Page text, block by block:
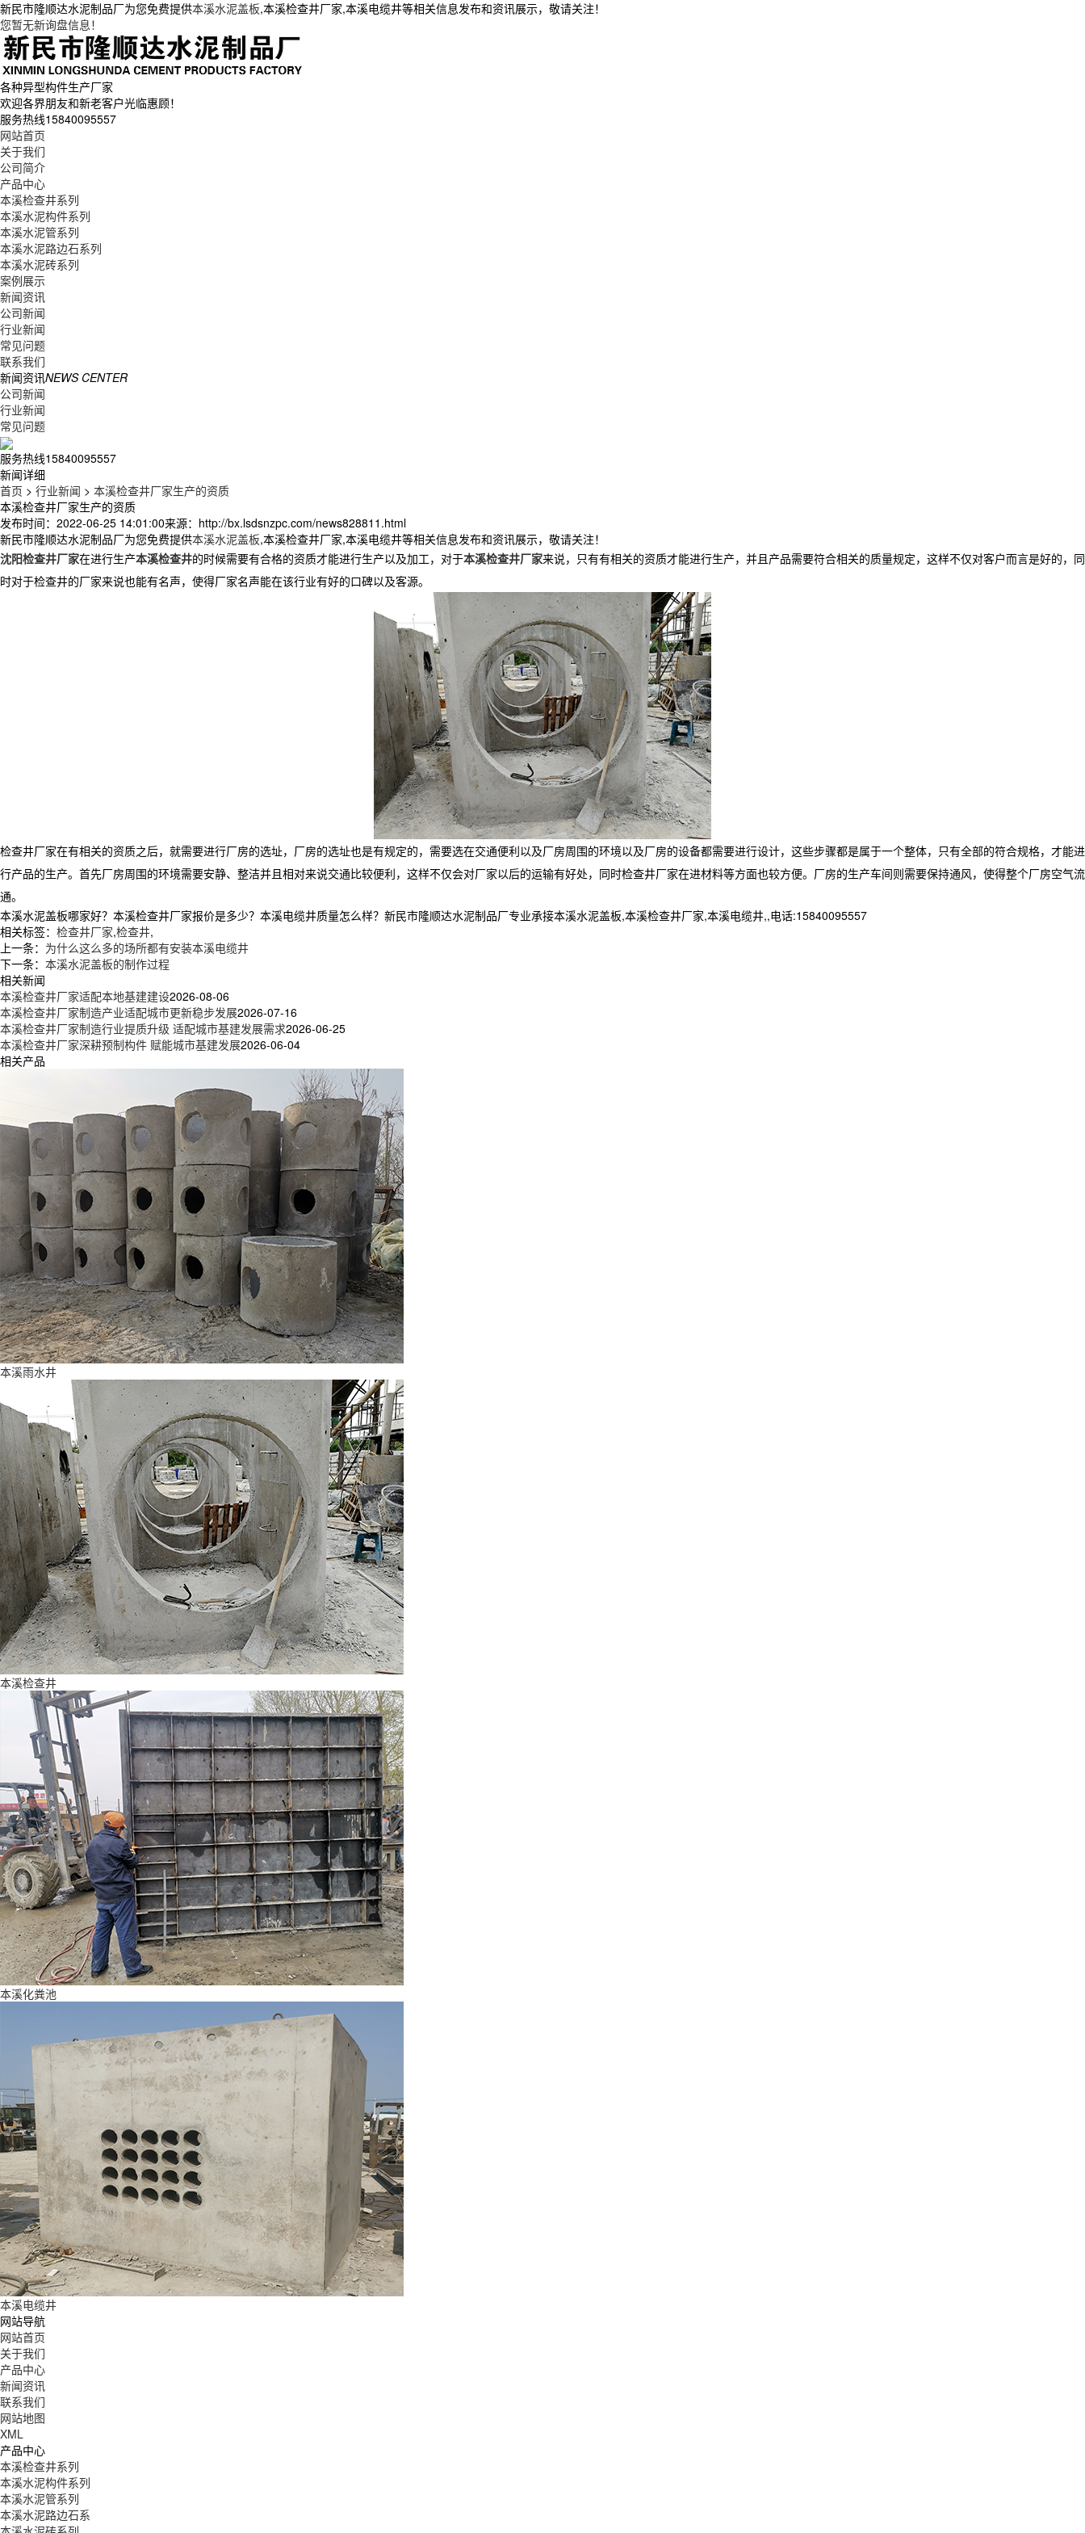
新民市隆顺达水泥制品厂为您免费提供本溪水泥盖板,本溪检查井厂家,本溪电缆井等相关信息发布和资讯展示，敬请关注！
您暂无新询盘信息！
各种异型构件生产厂家
欢迎各界朋友和新老客户光临惠顾！
服务热线15840095557
网站首页
关于我们
公司简介
产品中心
本溪检查井系列
本溪水泥构件系列
本溪水泥管系列
本溪水泥路边石系列
本溪水泥砖系列
案例展示
新闻资讯
公司新闻
行业新闻
常见问题
联系我们
新闻资讯NEWS CENTER
公司新闻
行业新闻
常见问题
服务热线15840095557
新闻详细
首页 > 行业新闻 > 本溪检查井厂家生产的资质
本溪检查井厂家生产的资质
发布时间：2022-06-25 14:01:00来源：http://bx.lsdsnzpc.com/news828811.html
新民市隆顺达水泥制品厂为您免费提供本溪水泥盖板,本溪检查井厂家,本溪电缆井等相关信息发布和资讯展示，敬请关注！
沈阳检查井厂家在进行生产本溪检查井的时候需要有合格的资质才能进行生产以及加工，对于本溪检查井厂家来说，只有有相关的资质才能进行生产，并且产品需要符合相关的质量规定，这样不仅对客户而言是好的，同
时对于检查井的厂家来说也能有名声，使得厂家名声能在该行业有好的口碑以及客源。
检查井厂家在有相关的资质之后，就需要进行厂房的选址，厂房的选址也是有规定的，需要选在交通便利以及厂房周围的环境以及厂房的设备都需要进行设计，这些步骤都是属于一个整体，只有全部的符合规格，才能进
行产品的生产。首先厂房周围的环境需要安静、整洁并且相对来说交通比较便利，这样不仅会对厂家以后的运输有好处，同时检查井厂家在进材料等方面也较方便。厂房的生产车间则需要保持通风，使得整个厂房空气流
通。
本溪水泥盖板哪家好？本溪检查井厂家报价是多少？本溪电缆井质量怎么样？新民市隆顺达水泥制品厂专业承接本溪水泥盖板,本溪检查井厂家,本溪电缆井,,电话:15840095557
相关标签： 检查井厂家,检查井,
上一条： 为什么这么多的场所都有安装本溪电缆井
下一条： 本溪水泥盖板的制作过程
相关新闻
本溪检查井厂家适配本地基建建设2026-08-06
本溪检查井厂家制造产业适配城市更新稳步发展2026-07-16
本溪检查井厂家制造行业提质升级 适配城市基建发展需求2026-06-25
本溪检查井厂家深耕预制构件 赋能城市基建发展2026-06-04
相关产品
本溪雨水井
本溪检查井
本溪化粪池
本溪电缆井
网站导航
网站首页
关于我们
产品中心
新闻资讯
联系我们
网站地图
XML
产品中心
本溪检查井系列
本溪水泥构件系列
本溪水泥管系列
本溪水泥路边石系